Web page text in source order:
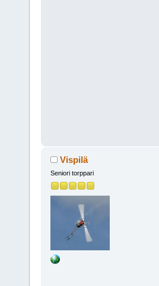
Vispilä
Seniori torppari